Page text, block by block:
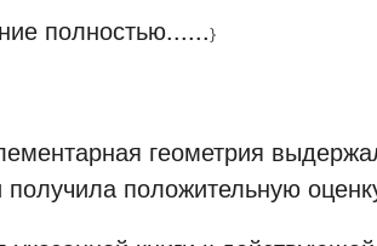
полностью......}
геометрия
положительную